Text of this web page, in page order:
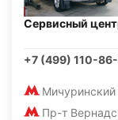
Сервисный
+7 (499) 110-
Мичуринский
Пр-т